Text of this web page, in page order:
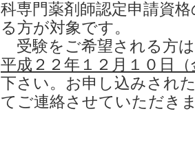
科専門薬剤師認定申請資
る方が対象です。
受験をご希望される方
平成２２年１２月１０日
下さい。お申し込みされ
てご連絡させていただき